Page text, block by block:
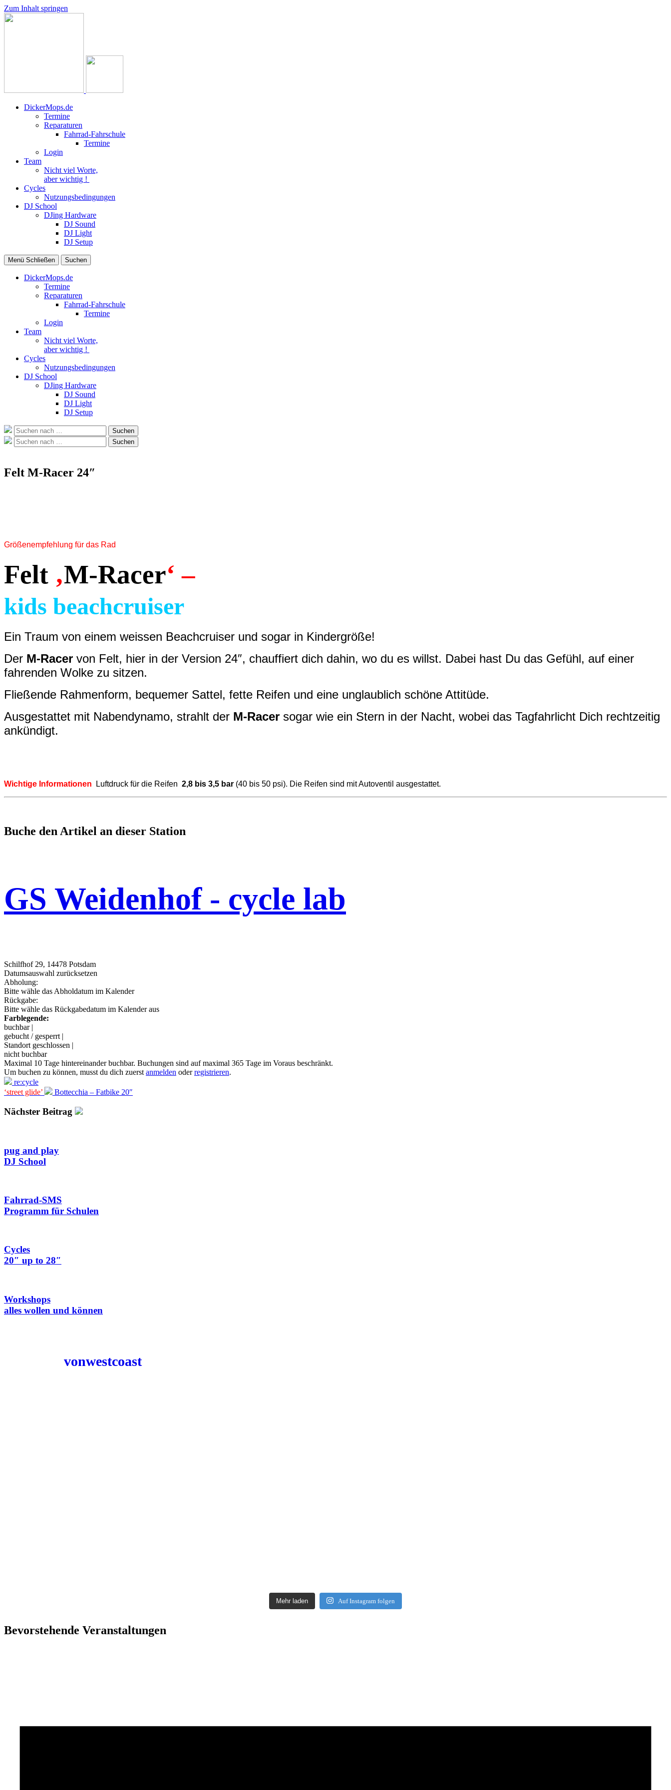
Zum Inhalt springen
DickerMops.de
Termine
Reparaturen
Fahrrad-Fahrschule
Termine
Login
Team
Nicht viel Worte,
aber wichtig !
Cycles
Nutzungsbedingungen
DJ School
DJing Hardware
DJ Sound
DJ Light
DJ Setup
Menü Schließen Suchen
DickerMops.de
Termine
Reparaturen
Fahrrad-Fahrschule
Termine
Login
Team
Nicht viel Worte,
aber wichtig !
Cycles
Nutzungsbedingungen
DJ School
DJing Hardware
DJ Sound
DJ Light
DJ Setup
Suche
nach:
Suchen
Suche
nach:
Suchen
Felt M-Racer 24″
Größenempfehlung für das Rad
Felt ‚M-Racer‘ –
kids beachcruiser
Ein Traum von einem weissen Beachcruiser und sogar in Kindergröße!
Der M-Racer von Felt, hier in der Version 24″, chauffiert dich dahin, wo du es willst. Dabei hast Du das Gefühl, auf einer
fahrenden Wolke zu sitzen.
Fließende Rahmenform, bequemer Sattel, fette Reifen und eine unglaublich schöne Attitüde.
Ausgestattet mit Nabendynamo, strahlt der M-Racer sogar wie ein Stern in der Nacht, wobei das Tagfahrlicht Dich rechtzeitig
ankündigt.
Wichtige Informationen Luftdruck für die Reifen 2,8 bis 3,5 bar (40 bis 50 psi). Die Reifen sind mit Autoventil ausgestattet.
Buche den Artikel an dieser Station
GS Weidenhof - cycle lab
Schilfhof 29, 14478 Potsdam
Datumsauswahl zurücksetzen
Abholung:
Bitte wähle das Abholdatum im Kalender
Rückgabe:
Bitte wähle das Rückgabedatum im Kalender aus
Farblegende:
buchbar |
gebucht / gesperrt |
Standort geschlossen |
nicht buchbar
Maximal 10 Tage hintereinander buchbar. Buchungen sind auf maximal 365 Tage im Voraus beschränkt.
Um buchen zu können, musst du dich zuerst anmelden oderregistrieren.
re:cycle
‘street glide’
Bottecchia – Fatbike 20″
Nächster Beitrag
pug and play
DJ School
Fahrrad-SMS
Programm für Schulen
Cycles
20″ up to 28″
Workshops
alles wollen und können
vonwestcoast
Mehr laden Auf Instagram folgen
Bevorstehende Veranstaltungen